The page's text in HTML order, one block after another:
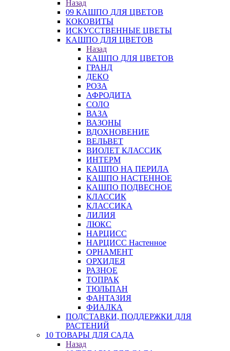
Назад
09 КАШПО ДЛЯ ЦВЕТОВ
КОКОВИТЫ
ИСКУССТВЕННЫЕ ЦВЕТЫ
КАШПО ДЛЯ ЦВЕТОВ
Назад
КАШПО ДЛЯ ЦВЕТОВ
ГРАНД
ДЕКО
РОЗА
АФРОДИТА
СОЛО
ВАЗА
ВАЗОНЫ
ВДОХНОВЕНИЕ
ВЕЛЬВЕТ
ВИОЛЕТ КЛАССИК
ИНТЕРМ
КАШПО НА ПЕРИЛА
КАШПО НАСТЕННОЕ
КАШПО ПОДВЕСНОЕ
КЛАССИК
КЛАССИКА
ЛИЛИЯ
ЛЮКС
НАРЦИСС
НАРЦИСС Настенное
ОРНАМЕНТ
ОРХИДЕЯ
РАЗНОЕ
ТОПРАК
ТЮЛЬПАН
ФАНТАЗИЯ
ФИАЛКА
ПОДСТАВКИ, ПОДДЕРЖКИ ДЛЯ
РАСТЕНИЙ
10 ТОВАРЫ ДЛЯ САДА
Назад